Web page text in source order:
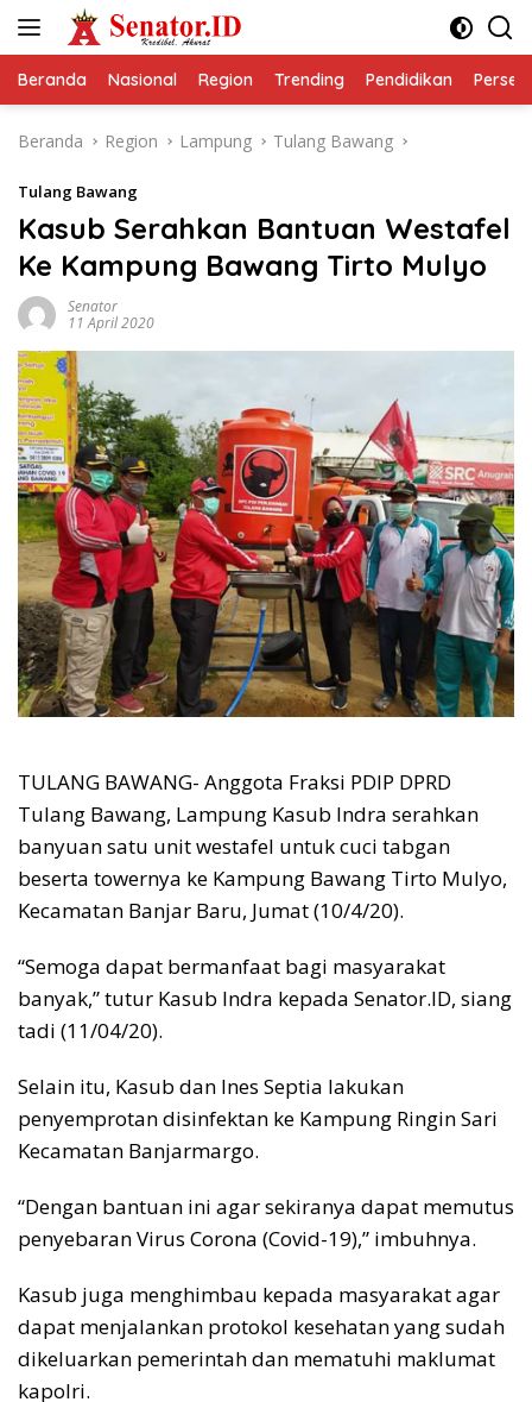
Beranda Nasional Region Trending Pendidikan
Beranda Region Lampung Tulang Bawang
Tulang Bawang
Kasub Serahkan Bantuan Westafel
Ke Kampung Bawang Tirto Mulyo
Senator
11 April 2020
TULANG BAWANG- Anggota Fraksi PDIP DPRD
Tulang Bawang, Lampung Kasub Indra serahkan
banyuan satu unit westafel untuk cuci tabgan
beserta towernya ke Kampung Bawang Tirto Mulyo,
Kecamatan Banjar Baru, Jumat (10/4/20).
“Semoga dapat bermanfaat bagi masyarakat
banyak,” tutur Kasub Indra kepada Senator.ID, siang
tadi (11/04/20).
Selain itu, Kasub dan Ines Septia lakukan
penyemprotan disinfektan ke Kampung Ringin Sari
Kecamatan Banjarmargo.
“Dengan bantuan ini agar sekiranya dapat memutus
penyebaran Virus Corona (Covid-19),” imbuhnya.
Kasub juga menghimbau kepada masyarakat agar
dapat menjalankan protokol kesehatan yang sudah
dikeluarkan pemerintah dan mematuhi maklumat
kapolri.